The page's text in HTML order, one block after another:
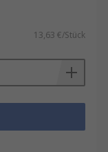
13,63 €/Stück